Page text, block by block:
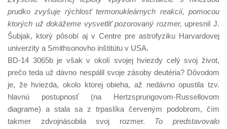
prudko zvyšuje rýchlosť termonukleárnych reakcií, pomocou
ktorých už dokážeme vysvetliť pozorovaný rozmer, upresnil J.
Šubjak, ktorý pôsobí aj v Centre pre astrofyziku Harvardovej
univerzity a Smithsonovho inštitútu v USA.
BD-14 3065b je však v okolí svojej hviezdy celý svoj život,
prečo teda už dávno nespálil svoje zásoby deutéria? Dôvodom
je, že hviezda, okolo ktorej obieha, až nedávno opustila tzv.
hlavnú postupnosť (na Hertzsprungovom-Russellovom
diagrame) a stala sa z trpaslíka červeným podobrom, čím
takmer zdvojnásobila svoj rozmer. To predstavovalo